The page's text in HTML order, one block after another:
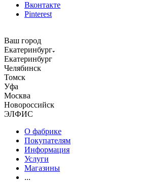
Вконтакте
Pinterest
Ваш город
Екатеринбург
Екатеринбург
Челябинск
Томск
Уфа
Москва
Новороссийск
ЭЛФИС
О фабрике
Покупателям
Информация
Услуги
Магазины
...